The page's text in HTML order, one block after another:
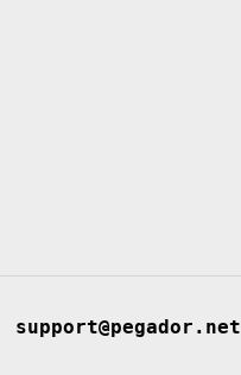
support@pegador.net